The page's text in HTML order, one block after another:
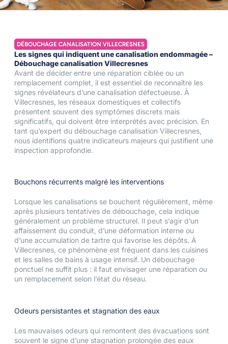
DÉBOUCHAGE CANALISATION VILLECRESNES
Les signes qui indiquent une canalisation endommagée –
Débouchage canalisation Villecresnes
Avant de décider entre une réparation ciblée ou un
remplacement complet, il est essentiel de reconnaître les
signes révélateurs d’une canalisation défectueuse. À
Villecresnes, les réseaux domestiques et collectifs
présentent souvent des symptômes discrets mais
significatifs, qui doivent être interprétés avec précision. En
tant qu’expert du débouchage canalisation Villecresnes,
nous identifions quatre indicateurs majeurs qui justifient une
inspection approfondie.
Bouchons récurrents malgré les interventions
Lorsque les canalisations se bouchent régulièrement, même
après plusieurs tentatives de débouchage, cela indique
généralement un problème structurel. Il peut s’agir d’un
affaissement du conduit, d’une déformation interne ou
d’une accumulation de tartre qui favorise les dépôts. À
Villecresnes, ce phénomène est fréquent dans les cuisines
et les salles de bains à usage intensif. Un débouchage
ponctuel ne suffit plus : il faut envisager une réparation ou
un remplacement selon l’état du réseau.
Odeurs persistantes et stagnation des eaux
Les mauvaises odeurs qui remontent des évacuations sont
souvent le signe d’une stagnation prolongée des eaux